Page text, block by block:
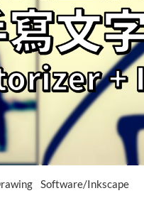
Software/Inkscape